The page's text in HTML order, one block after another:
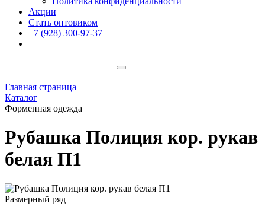
Акции
Стать оптовиком
+7 (928) 300-97-37
Главная страница
Каталог
Форменная одежда
Рубашка Полиция кор. рукав
белая П1
Размерный ряд